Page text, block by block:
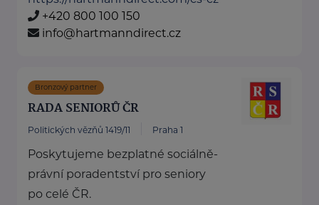
+420 800 100 150
info@hartmanndirect.cz
Bronzový partner
RADA SENIORŮ ČR
Politických vězňů 1419/11 Praha 1
Poskytujeme bezplatné sociálně-
právní poradentství pro seniory
po celé ČR.